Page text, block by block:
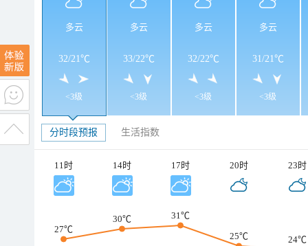
多云
32/21℃
<3级
多云
33/22℃
<3级
多云
32/22℃
<3级
多云
31/21℃
<3级
分时段预报 生活指数
11时 14时 17时 20时 23时
27℃
30℃
31℃
25℃
24℃